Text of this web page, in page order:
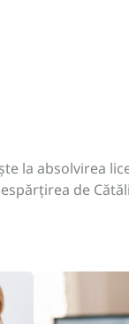
la absolvirea
de